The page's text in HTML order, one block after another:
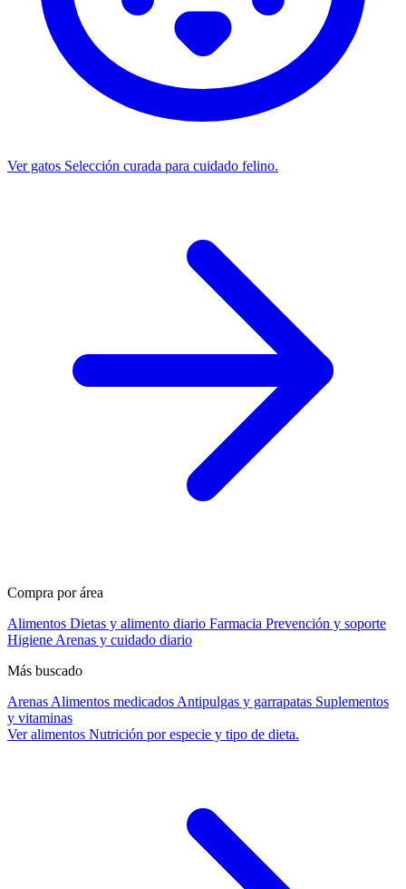
Ver gatos Selección curada para cuidado felino.
Compra por área
Alimentos Dietas y alimento diario Farmacia Prevención y soporte
Higiene Arenas y cuidado diario
Más buscado
Arenas Alimentos medicados Antipulgas y garrapatas Suplementos
y vitaminas
Ver alimentos Nutrición por especie y tipo de dieta.